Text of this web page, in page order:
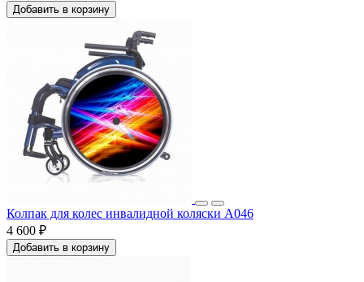
Добавить в корзину
Колпак для колес инвалидной коляски A046
4 600 ₽
Добавить в корзину